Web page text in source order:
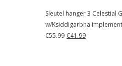
Sleutel hanger 3 Celestial
w/Ksiddigarbha
€55.99 Oorspronkelijke
€41.99Huidige